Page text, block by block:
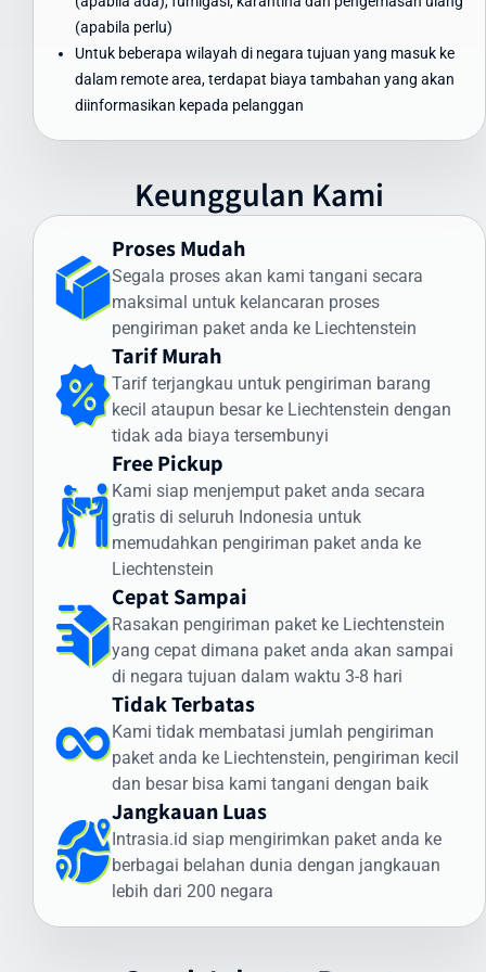
Waktu Pengiriman Paket ke Liechtenstein
yang Dapat Diandalkan
Waktu pengiriman paket ke Liechtenstein menjadi perhatian utama
bagi banyak pengirim. Intrasia.id menawarkan estimasi waktu
pengiriman yang dapat diandalkan:
Pengiriman Standard (udara): 5-7 hari kerja
Faktor yang memengaruhi waktu pengiriman meliputi:
Proses pemeriksaan bea cukai di Indonesia dan Liechtenstein
Kondisi cuaca dan faktor operasional
Ketersediaan transportasi di negara tujuan
Kejelasan dan kelengkapan alamat penerima
Intrasia.id memiliki sistem pelacakan canggih yang memungkinkan
Anda memantau status pengiriman secara real-time. Dengan
begitu, Anda selalu mendapatkan informasi terkini mengenai posisi
dan status paket Anda selama perjalanan ke Liechtenstein.
Cara Kirim Dokumen ke Liechtenstein
dengan Aman
Pengiriman dokumen internasional membutuhkan penanganan
khusus. Intrasia.id menawarkan layanan khusus untuk cara kirim
dokumen ke Liechtenstein yang aman dan terjamin:
Jenis Dokumen yang Sering Dikirim ke Liechtenstein:
Dokumen legal dan kontrak bisnis
Sertifikat dan dokumen akademik
Dokumen imigrasi dan visa
Dokumen perbankan dan keuangan
Dokumen teknis dan spesifikasi produk
Keunggulan Layanan Dokumen Intrasia.id:
Pelacakan end-to-end
(apabila perlu)
Untuk beberapa wilayah di negara tujuan yang masuk ke
dalam remote area, terdapat biaya tambahan yang akan
diinformasikan kepada pelanggan
Keunggulan Kami
Proses Mudah
Segala proses akan kami tangani secara
maksimal untuk kelancaran proses
pengiriman paket anda ke Liechtenstein
Tarif Murah
Tarif terjangkau untuk pengiriman barang
kecil ataupun besar ke Liechtenstein dengan
tidak ada biaya tersembunyi
Free Pickup
Kami siap menjemput paket anda secara
gratis di seluruh Indonesia untuk
memudahkan pengiriman paket anda ke
Liechtenstein
Cepat Sampai
Rasakan pengiriman paket ke Liechtenstein
yang cepat dimana paket anda akan sampai
di negara tujuan dalam waktu 3-8 hari
Tidak Terbatas
Kami tidak membatasi jumlah pengiriman
paket anda ke Liechtenstein, pengiriman kecil
dan besar bisa kami tangani dengan baik
Jangkauan Luas
Intrasia.id siap mengirimkan paket anda ke
berbagai belahan dunia dengan jangkauan
lebih dari 200 negara